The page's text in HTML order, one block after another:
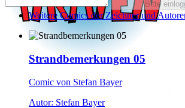
Weitere Comics der Zeichner und
Strandbemerkungen 05
Comic von Stefan Bayer
Autor: Stefan Bayer